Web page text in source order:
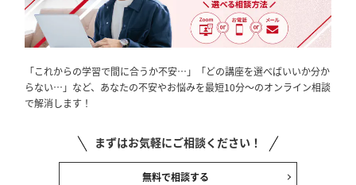
「これからの学習で間に合うか不安…」「どの講座を選べばいいか分か
らない…」など、あなたの不安やお悩みを最短10分～のオンライン相談
で解消します！
まずはお気軽にご相談ください！
無料で相談する